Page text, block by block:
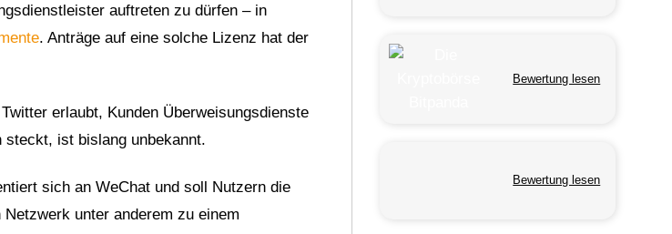
auftreten zu dürfen – in
. Anträge auf eine solche Lizenz hat der
erlaubt, Kunden Überweisungsdienste
steckt, ist bislang unbekannt.
sich an WeChat und soll Nutzern die
unter anderem zu einem
Bewertung lesen
Bewertung lesen